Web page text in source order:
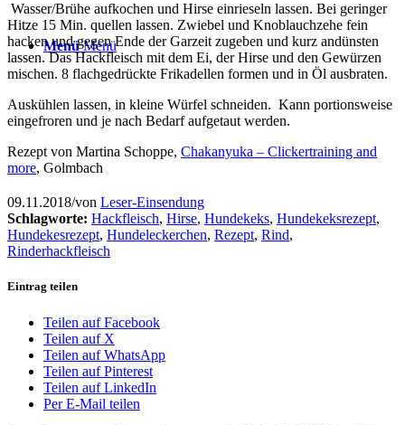
Menü Menü
Wasser/Brühe aufkochen und Hirse einrieseln lassen. Bei geringer
Hitze 15 Min. quellen lassen. Zwiebel und Knoblauchzehe fein
hacken und gegen Ende der Garzeit zugeben und kurz andünsten
lassen. Das Hackfleisch mit dem Ei, der Hirse und den Gewürzen
mischen. 8 flachgedrückte Frikadellen formen und in Öl ausbraten.
Auskühlen lassen, in kleine Würfel schneiden. Kann portionsweise
eingefroren und je nach Bedarf aufgetaut werden.
Rezept von Martina Schoppe, Chakanyuka – Clickertraining and
more, Golmbach
09.11.2018/von Leser-Einsendung
Schlagworte: Hackfleisch, Hirse, Hundekeks, Hundekeksrezept,
Hundekesrezept, Hundeleckerchen, Rezept, Rind,
Rinderhackfleisch
Eintrag teilen
Teilen auf Facebook
Teilen auf X
Teilen auf WhatsApp
Teilen auf Pinterest
Teilen auf LinkedIn
Per E-Mail teilen